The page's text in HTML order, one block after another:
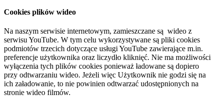
Cookies plików wideo
Na naszym serwisie internetowym, zamieszczane są wideo z
serwisu YouTube. W tym celu wykorzystywane są pliki cookies
podmiotów trzecich dotyczące usługi YouTube zawierające m.in.
preferencje użytkownika oraz liczydło kliknięć. Nie ma możliwości
wyłączenia tych plików cookies ponieważ ładowane są dopiero
przy odtwarzaniu wideo. Jeżeli więc Użytkownik nie godzi się na
ich załadowanie, to nie powinien odtwarzać udostępnionych na
stronie wideo filmów.